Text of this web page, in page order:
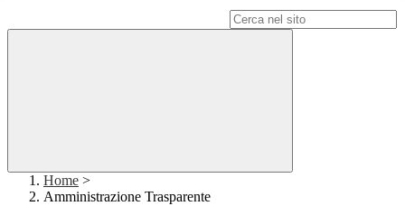
Home >
Amministrazione Trasparente